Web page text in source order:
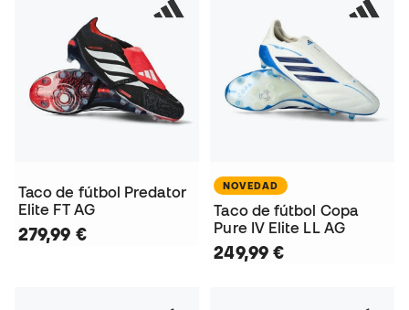
Taco de fútbol Predator
Elite FT AG
279,99 €
NOVEDAD
Taco de fútbol Copa
Pure IV Elite LL AG
249,99 €